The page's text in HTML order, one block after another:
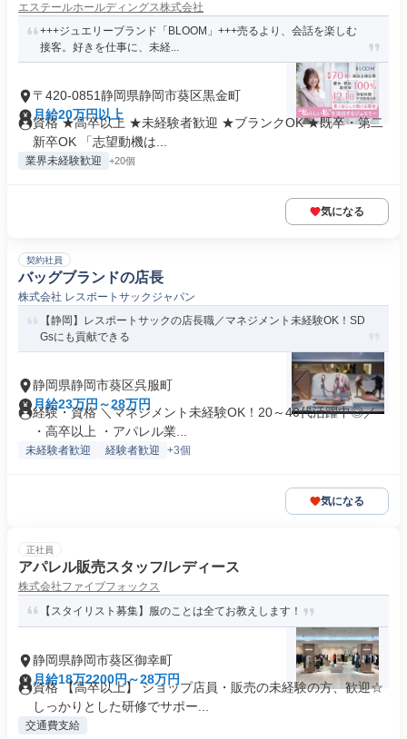
エステールホールディングス株式会社
+++ジュエリーブランド「BLOOM」+++売るより、会話を楽しむ
接客。好きを仕事に、未経...
〒420-0851静岡県静岡市葵区黒金町
月給20万円以上
資格 ★高卒以上 ★未経験者歓迎 ★ブランクOK ★既卒・第二
新卒OK 「志望動機は...
業界未経験歓迎 +20個
気になる
契約社員
バッグブランドの店長
株式会社 レスポートサックジャパン
【静岡】レスポートサックの店長職／マネジメント未経験OK！SD
Gsにも貢献できる
静岡県静岡市葵区呉服町
月給23万円～28万円
経験・資格 ＼マネジメント未経験OK！20～40代活躍中◎／
・高卒以上 ・アパレル業...
未経験者歓迎 経験者歓迎 +3個
気になる
正社員
アパレル販売スタッフ/レディース
株式会社ファイブフォックス
【スタイリスト募集】服のことは全てお教えします！
静岡県静岡市葵区御幸町
月給18万2200円～28万円
資格 【高卒以上】 ショップ店員・販売の未経験の方、歓迎☆
しっかりとした研修でサポー...
交通費支給